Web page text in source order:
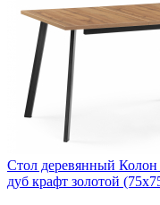
Стол деревянный
дуб крафт золотой